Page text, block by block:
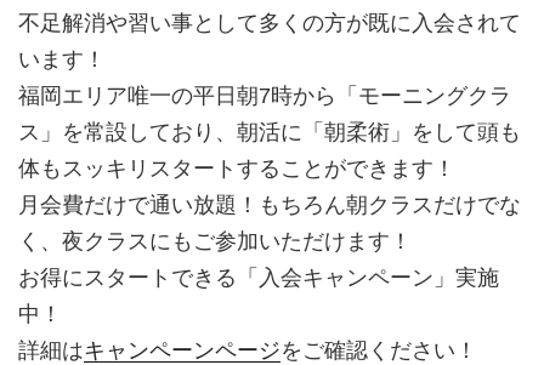
不足解消や習い事として多くの方が既に入会されて
います！
福岡エリア唯一の平日朝7時から「モーニングクラ
ス」を常設しており、朝活に「朝柔術」をして頭も
体もスッキリスタートすることができます！
月会費だけで通い放題！もちろん朝クラスだけでな
く、夜クラスにもご参加いただけます！
お得にスタートできる「入会キャンペーン」実施
中！
詳細はキャンペーンページをご確認ください！